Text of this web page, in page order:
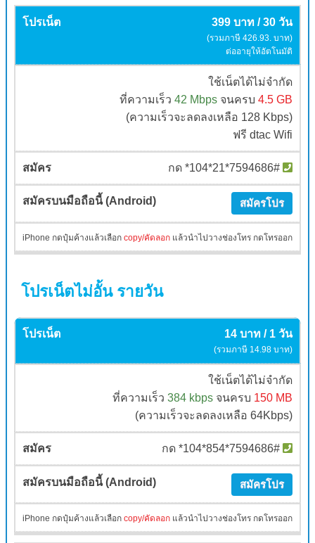
399 บาท / 30 วัน
(รวมภาษี 426.93. บาท)
ต่ออายุให้อัตโนมัติ
ใช้เน็ตได้ไม่จำกัด
ที่ความเร็ว42 Mbps จนครบ4.5 GB
(ความเร็วจะลดลงเหลือ 128 Kbps)
ฟรี dtac Wifi
กด *104*21*7594686#
สมัครโปร
iPhone กดปุ๋มค้างแล้วเลือกcopy/คัดลอก แล้วนำไปวางช่องโทร กดโทรออก
โปรเน็ตไม่อั้น รายวัน
14 บาท / 1 วัน
(รวมภาษี 14.98 บาท)
ใช้เน็ตได้ไม่จำกัด
ที่ความเร็ว384 kbps จนครบ 150 MB
(ความเร็วจะลดลงเหลือ 64Kbps)
กด *104*854*7594686#
สมัครโปร
iPhone กดปุ๋มค้างแล้วเลือกcopy/คัดลอก แล้วนำไปวางช่องโทร กดโทรออก